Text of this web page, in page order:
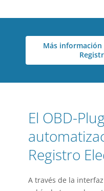
Más
El OBD-
Registro
A través de la